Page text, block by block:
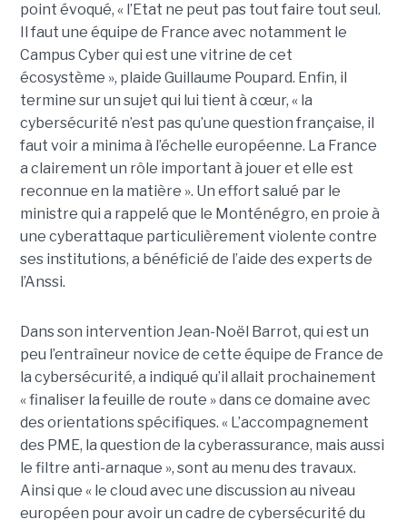
point évoqué, « l’Etat ne peut pas tout faire tout seul.
Il faut une équipe de France avec notamment le
Campus Cyber qui est une vitrine de cet
écosystème », plaide Guillaume Poupard. Enfin, il
termine sur un sujet qui lui tient à cœur, « la
cybersécurité n’est pas qu’une question française, il
faut voir a minima à l’échelle européenne. La France
a clairement un rôle important à jouer et elle est
reconnue en la matière ». Un effort salué par le
ministre qui a rappelé que le Monténégro, en proie à
une cyberattaque particulièrement violente contre
ses institutions, a bénéficié de l’aide des experts de
l’Anssi.
Dans son intervention Jean-Noël Barrot, qui est un
peu l’entraîneur novice de cette équipe de France de
la cybersécurité, a indiqué qu’il allait prochainement
« finaliser la feuille de route » dans ce domaine avec
des orientations spécifiques. « L’accompagnement
des PME, la question de la cyberassurance, mais aussi
le filtre anti-arnaque », sont au menu des travaux.
Ainsi que « le cloud avec une discussion au niveau
européen pour avoir un cadre de cybersécurité du